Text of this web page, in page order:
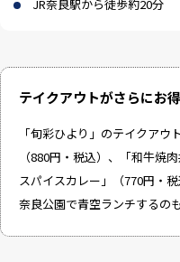
JR奈良駅から徒歩約20分
テイクアウトがさらにお得
「旬彩ひより」のテイクアウ
（880円・税込）、「和牛焼
スパイスカレー」（770円・
奈良公園で青空ランチするの